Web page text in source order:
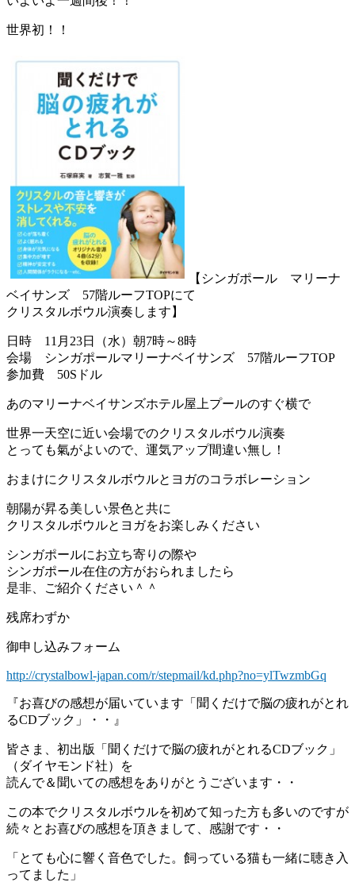
世界初！！
【シンガポール マリーナ
ベイサンズ 57階ルーフTOPにて
クリスタルボウル演奏します】
日時 11月23日（水）朝7時～8時
会場 シンガポールマリーナベイサンズ 57階ルーフTOP
参加費 50Sドル
あのマリーナベイサンズホテル屋上プールのすぐ横で
世界一天空に近い会場でのクリスタルボウル演奏
とっても氣がよいので、運気アップ間違い無し！
おまけにクリスタルボウルとヨガのコラボレーション
朝陽が昇る美しい景色と共に
クリスタルボウルとヨガをお楽しみください
シンガポールにお立ち寄りの際や
シンガポール在住の方がおられましたら
是非、ご紹介ください＾＾
残席わずか
御申し込みフォーム
http://crystalbowl-japan.com/r/stepmail/kd.php?no=ylTwzmbGq
『お喜びの感想が届いています「聞くだけで脳の疲れがとれ
るCDブック」・・』
皆さま、初出版「聞くだけで脳の疲れがとれるCDブック」
（ダイヤモンド社）を
読んで＆聞いての感想をありがとうございます・・
この本でクリスタルボウルを初めて知った方も多いのですが
続々とお喜びの感想を頂きまして、感謝です・・
「とても心に響く音色でした。飼っている猫も一緒に聴き入
ってました」